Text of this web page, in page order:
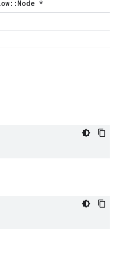
*